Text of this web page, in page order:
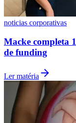
noticias corporativas
Macke completa
de funding
Ler matéria